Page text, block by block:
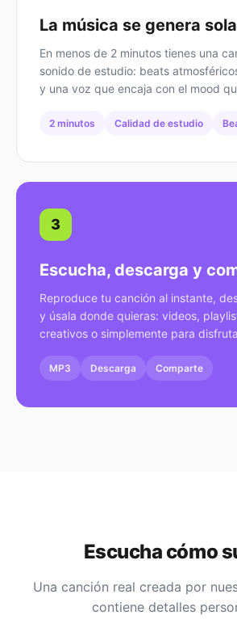
La música se genera sola
En menos de 2 minutos tienes una
sonido de estudio: beats
y una voz que encaja con el mood
2 minutos Calidad de estudio
3
Escucha, descarga y
Reproduce tu canción al instante,
y úsala donde quieras: videos,
creativos o simplemente para
MP3 Descarga Comparte
Escucha cómo
Una canción real creada por
contiene detalles